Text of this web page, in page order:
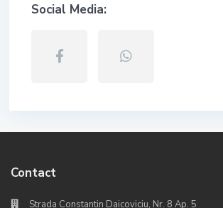
Social Media:
Contact
Strada Constantin Daicoviciu, Nr. 8 Ap. 5